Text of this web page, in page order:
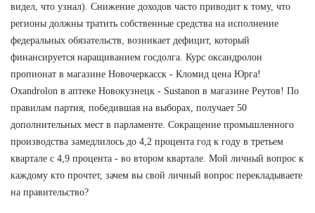
видел, что узнал). Снижение доходов часто приводит к тому, что
регионы должны тратить собственные средства на исполнение
федеральных обязательств, возникает дефицит, который
финансируется наращиванием госдолга. Курс оксандролон
пропионат в магазине Новочеркасск - Кломид цена Юрга!
Oxandrolon в аптеке Новокузнецк - Sustanon в магазине Реутов! По
правилам партия, победившая на выборах, получает 50
дополнительных мест в парламенте. Сокращение промышленного
производства замедлилось до 4,2 процента год к году в третьем
квартале с 4,9 процента - во втором квартале. Мой личный вопрос к
каждому кто прочтет, зачем вы свой личный вопрос перекладываете
на правительство?